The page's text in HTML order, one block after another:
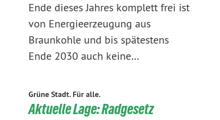
Ende dieses Jahres komplett frei ist
von Energieerzeugung aus
Braunkohle und bis spätestens
Ende 2030 auch keine…
Grüne Stadt. Für alle.
Aktuelle Lage: Radgesetz